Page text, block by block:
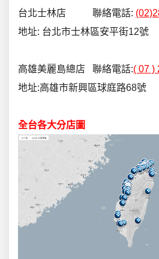
台北士林店 聯絡電話:
地址: 台北市士林區安平街12號
高雄美麗島總店 聯絡電話:( 07 )
地址:高雄市新興區球庭路68號
全台各大分店圖